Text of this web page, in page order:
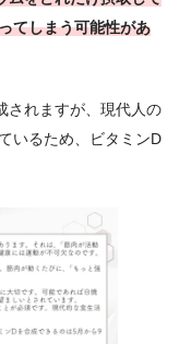
てしまう可能性があ
されますが、現代人の
いるため、ビタミンD